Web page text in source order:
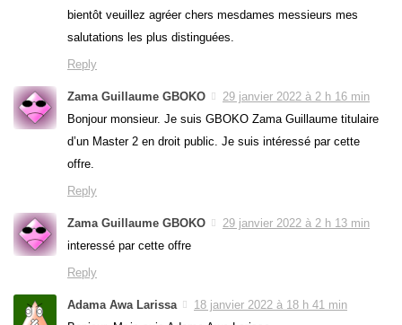
bientôt veuillez agréer chers mesdames messieurs mes
salutations les plus distinguées.
Reply
Zama Guillaume GBOKO
29 janvier 2022 à 2 h 16 min
Bonjour monsieur. Je suis GBOKO Zama Guillaume titulaire
d’un Master 2 en droit public. Je suis intéressé par cette
offre.
Reply
Zama Guillaume GBOKO
29 janvier 2022 à 2 h 13 min
interessé par cette offre
Reply
Adama Awa Larissa
18 janvier 2022 à 18 h 41 min